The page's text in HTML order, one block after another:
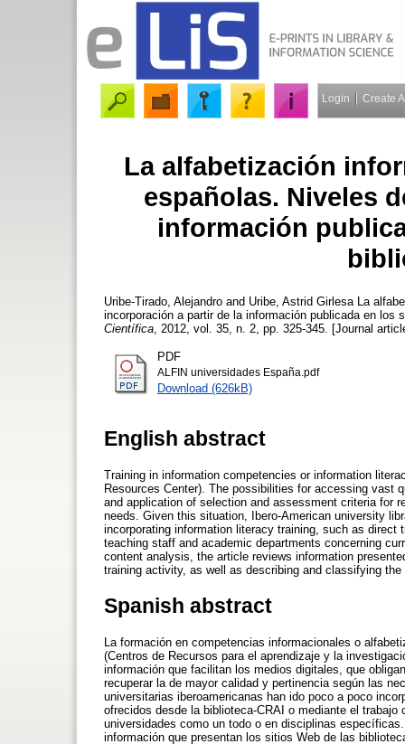
Login Create
La alfabetización
españolas. Niveles
información
Uribe-Tirado, Alejandro and Uribe, Astrid Girlesa La
incorporación a partir de la información publicada en
Científica , 2012, vol. 35, n. 2, pp. 325-345. [Journal
PDF
ALFIN universidades España.pdf
Download (626kB)
English abstract
Training in information competencies or information
Resources Center). The possibilities for accessing vast
and application of selection and assessment criteria for
needs. Given this situation, Ibero-American university
incorporating information literacy training, such as
teaching staff and academic departments concerning
content analysis, the article reviews information
training activity, as well as describing and classifying
Spanish abstract
La formación en competencias informacionales o
(Centros de Recursos para el aprendizaje y la
información que facilitan los medios digitales, que
recuperar la de mayor calidad y pertinencia según las
universitarias iberoamericanas han ido poco a poco
ofrecidos desde la biblioteca-CRAI o mediante el
universidades como un todo o en disciplinas
información que presentan los sitios Web de las